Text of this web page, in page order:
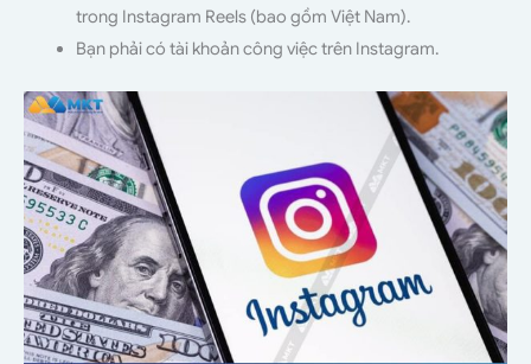
trong Instagram Reels (bao gồm Việt Nam).
Bạn phải có tài khoản công việc trên Instagram.